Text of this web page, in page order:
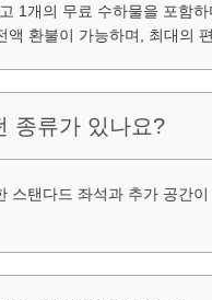
1개의 무료 수하물을 포함
환불이 가능하며, 최대의
종류가 있나요?
스탠다드 좌석과 추가 공간